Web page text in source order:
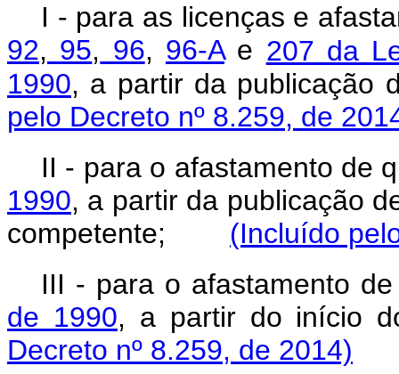
I - para as licenças e
92, 95, 96, 96-Ae 207 da
1990, a partir da publicação
pelo Decreto nº 8.259, de
II - para o afastamento de
1990, a partir da publicação
competente;
(Incluído
III - para o afastamento
de 1990, a partir do início
Decreto nº 8.259, de 2014)